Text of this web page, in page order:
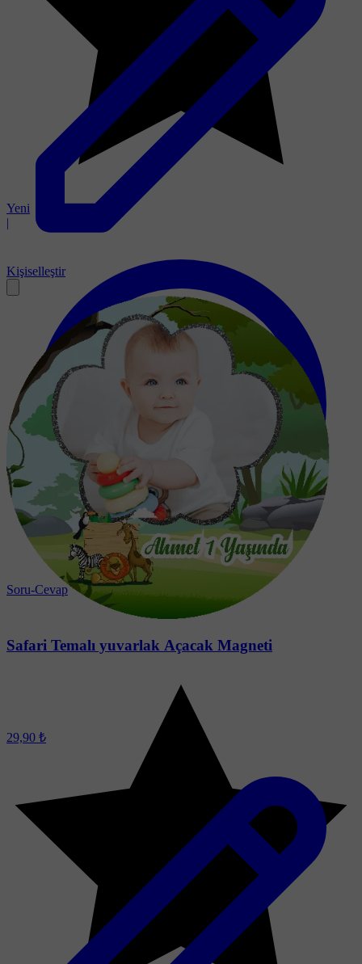
Yeni
|
Soru-Cevap
Kişiselleştir
Safari Temalı yuvarlak Açacak Magneti
29,90 ₺